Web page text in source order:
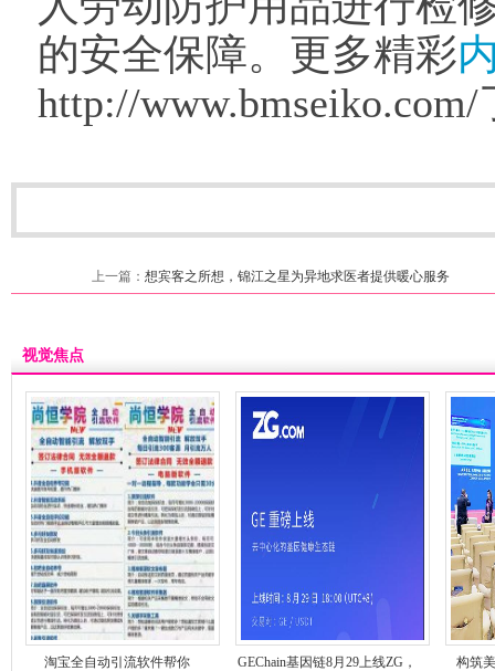
的安全保障。更多精彩
http://
上一篇： 想宾客之所想，锦江之星为异地求医者提供暖心服务
视觉焦点
淘宝全自动引流软件帮你 GEChain基因链8月29上线ZG， 构筑